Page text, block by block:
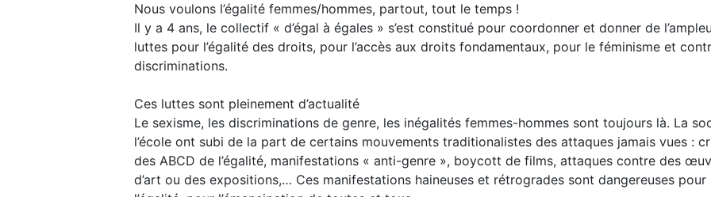
Nous voulons l’égalité femmes/hommes, partout, tout le temps !
Il y a 4 ans, le collectif « d’égal à égales » s’est constitué pour coordonner et donner de
luttes pour l’égalité des droits, pour l’accès aux droits fondamentaux, pour le féminisme et
discriminations.
Ces luttes sont pleinement d’actualité
Le sexisme, les discriminations de genre, les inégalités femmes-hommes sont toujours là. La
l’école ont subi de la part de certains mouvements traditionalistes des attaques jamais vues :
des ABCD de l’égalité, manifestations « anti-genre », boycott de films, attaques contre des
d’art ou des expositions,… Ces manifestations haineuses et rétrogrades sont dangereuses pour